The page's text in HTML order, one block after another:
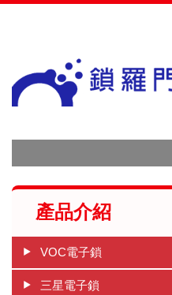
產品介紹
VOC電子鎖
三星電子鎖